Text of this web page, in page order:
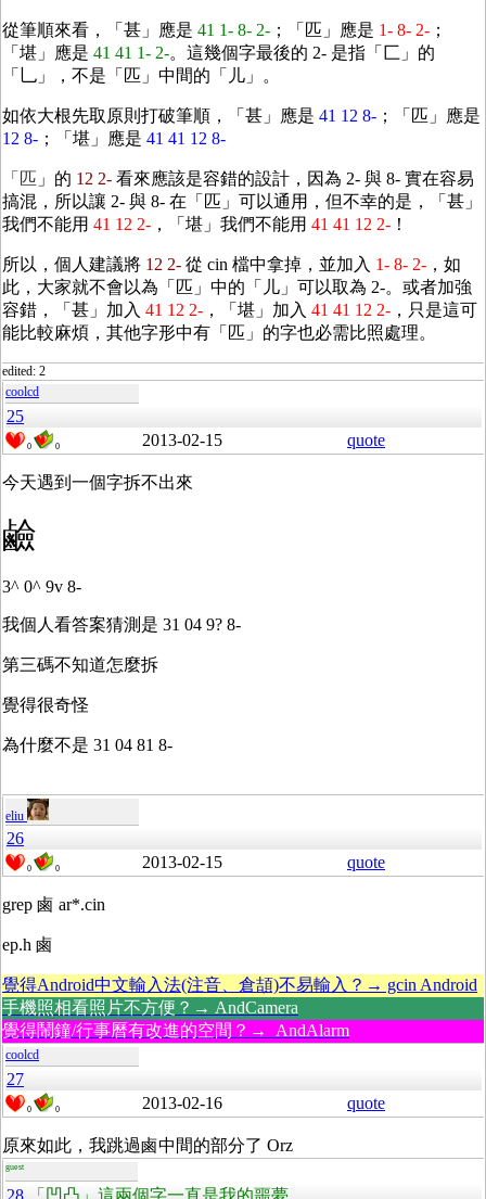
從筆順來看，「甚」應是 41 1- 8- 2- ；「匹」應是 1- 8- 2- ；
「堪」應是 41 41 1- 2-。這幾個字最後的 2- 是指「匚」的
「乚」，不是「匹」中間的「儿」。
如依大根先取原則打破筆順，「甚」應是 41 12 8- ；「匹」應是
12 8- ；「堪」應是 41 41 12 8-
「匹 」的 12 2- 看來應該是容錯的設計，因為 2- 與 8- 實在容易
搞混，所以讓 2- 與 8- 在「匹」可以通用，但不幸的是，「甚」
我們不能用 41 12 2- ，「堪」我們不能用 41 41 12 2- ！
所以，個人建議將 12 2- 從 cin 檔中拿掉，並加入 1- 8- 2- ，如
此，大家就不會以為「匹」中的「儿」可以取為 2-。或者加強
容錯，「甚」加入 41 12 2- ，「堪」加入 41 41 12 2- ，只是這可
能比較麻煩，其他字形中有「匹」的字也必需比照處理。
edited: 2
coolcd
25
0 0 2013-02-15 quote
今天遇到一個字拆不出來
鹼
3^ 0^ 9v 8-
我個人看答案猜測是 31 04 9? 8-
第三碼不知道怎麼拆
覺得很奇怪
為什麼不是 31 04 81 8-
eliu
26
0 0 2013-02-15 quote
grep 鹵 ar*.cin
ep.h 鹵
覺得Android中文輸入法(注音、倉頡)不易輸入？→ gcin Android
手機照相看照片不方便？→ AndCamera
覺得鬧鐘/行事曆有改進的空間？→ AndAlarm
coolcd
27
0 0 2013-02-16 quote
原來如此，我跳過鹵中間的部分了 Orz
guest